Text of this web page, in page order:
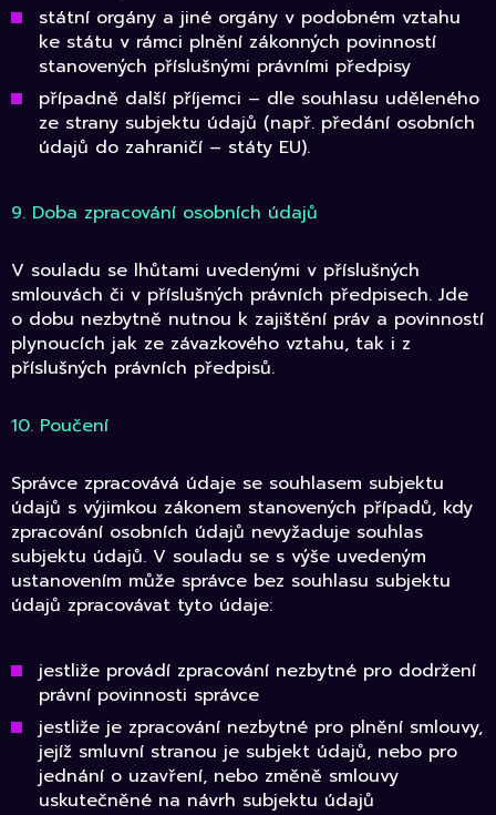
státní orgány a jiné orgány v podobném vztahu
ke státu v rámci plnění zákonných povinností
stanovených příslušnými právními předpisy
případně další příjemci – dle souhlasu uděleného
ze strany subjektu údajů (např. předání osobních
údajů do zahraničí – státy EU).
9. Doba zpracování osobních údajů
V souladu se lhůtami uvedenými v příslušných
smlouvách či v příslušných právních předpisech. Jde
o dobu nezbytně nutnou k zajištění práv a povinností
plynoucích jak ze závazkového vztahu, tak i z
příslušných právních předpisů.
10. Poučení
Správce zpracovává údaje se souhlasem subjektu
údajů s výjimkou zákonem stanovených případů, kdy
zpracování osobních údajů nevyžaduje souhlas
subjektu údajů. V souladu se s výše uvedeným
ustanovením může správce bez souhlasu subjektu
údajů zpracovávat tyto údaje:
jestliže provádí zpracování nezbytné pro dodržení
právní povinnosti správce
jestliže je zpracování nezbytné pro plnění smlouvy,
jejíž smluvní stranou je subjekt údajů, nebo pro
jednání o uzavření, nebo změně smlouvy
uskutečněné na návrh subjektu údajů